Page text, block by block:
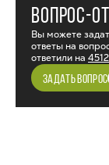
ВОПРОС-
Вы можете
ответы на
ответили на
ЗАДАТЬ ВОПРОС